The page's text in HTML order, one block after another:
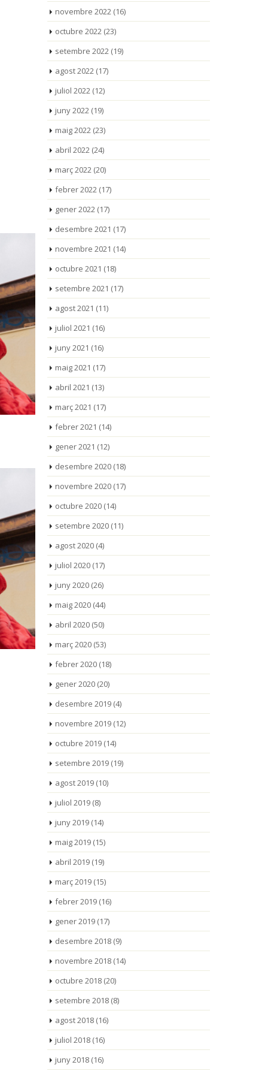
novembre 2022(16)
octubre 2022(23)
setembre 2022(19)
agost 2022(17)
juliol 2022(12)
juny 2022(19)
maig 2022(23)
abril 2022(24)
març 2022(20)
febrer 2022(17)
gener 2022(17)
desembre 2021 (17)
novembre 2021 (14)
octubre 2021 (18)
setembre 2021 (17)
agost 2021 (11)
juliol 2021 (16)
juny 2021 (16)
maig 2021 (17)
abril 2021 (13)
març 2021 (17)
febrer 2021 (14)
gener 2021 (12)
desembre 2020(18)
novembre 2020(17)
octubre 2020(14)
setembre 2020(11)
agost 2020(4)
juliol 2020(17)
juny 2020(26)
maig 2020(44)
abril 2020(50)
març 2020(53)
febrer 2020(18)
gener 2020(20)
desembre 2019(4)
novembre 2019(12)
octubre 2019(14)
setembre 2019(19)
agost 2019(10)
juliol 2019(8)
juny 2019(14)
maig 2019(15)
abril 2019(19)
març 2019(15)
febrer 2019(16)
gener 2019(17)
desembre 2018(9)
novembre 2018(14)
octubre 2018(20)
setembre 2018(8)
agost 2018(16)
juliol 2018(16)
juny 2018(16)